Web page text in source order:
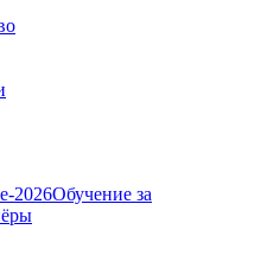
2026Обучение за